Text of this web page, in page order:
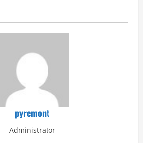
pyremont
Administrator